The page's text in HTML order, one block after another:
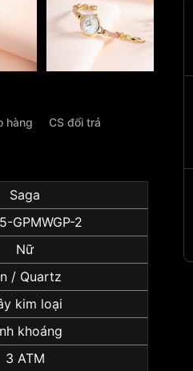
hàng CS đổi trả
Saga
GPMWGP-2
Nữ
/ Quartz
kim loại
khoáng
3 ATM